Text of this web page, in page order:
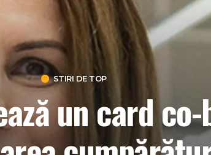
STIRI DE TOP
un card